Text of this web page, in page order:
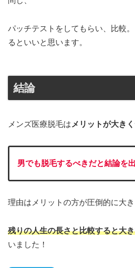
パッチテストをしてもらい、比較
るといいと思います。
結論
メンズ医療脱毛は メリットが大き
男でも脱毛するべきだと結論を
理由はメリットの方が圧倒的に大き
残りの人生の長さと比較すると大
いました！